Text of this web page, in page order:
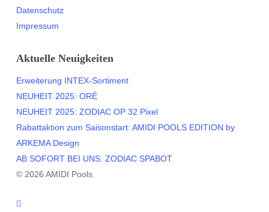
Datenschutz
Impressum
Aktuelle Neuigkeiten
Erweiterung INTEX-Sortiment
NEUHEIT 2025: ORÉ
NEUHEIT 2025: ZODIAC OP 32 Pixel
Rabattaktion zum Saisonstart: AMIDI POOLS EDITION by
ARKEMA Design
AB SOFORT BEI UNS: ZODIAC SPABOT
© 2026 AMIDI Pools.
twitter